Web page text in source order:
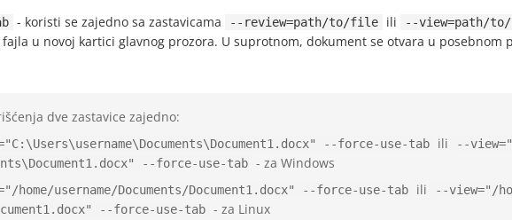
- koristi se zajedno sa zastavicama --review=path/to/file ili --view=path/
fajla u novoj kartici glavnog prozora. U suprotnom, dokument se otvara u posebnom
dve zastavice zajedno:
--force-use-tab ili
--
--force-use-tab - za Windows
home/username/Documents/Document1.docx" --force-use-tab ili
--view="/
--force-use-tab - za Linux